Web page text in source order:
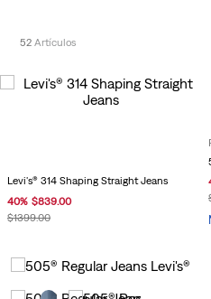
52
Levi's® 314 Shaping Straight Jeans
40% $839.00
$1399.00